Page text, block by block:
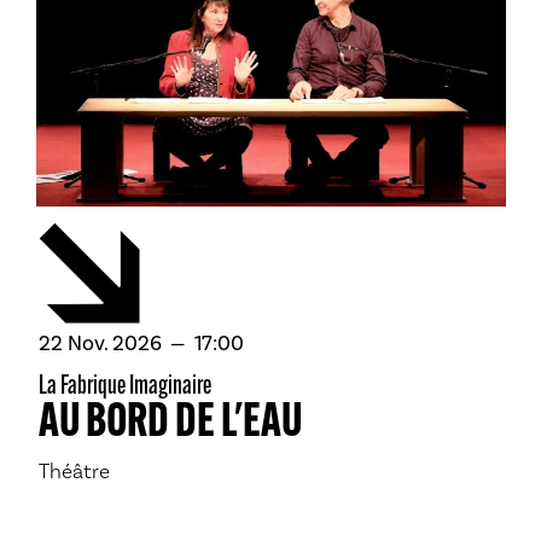
La Fabrique Imaginaire
AU BORD DE L'EAU
Théâtre
22 novembre
Nov. 2026 17:00